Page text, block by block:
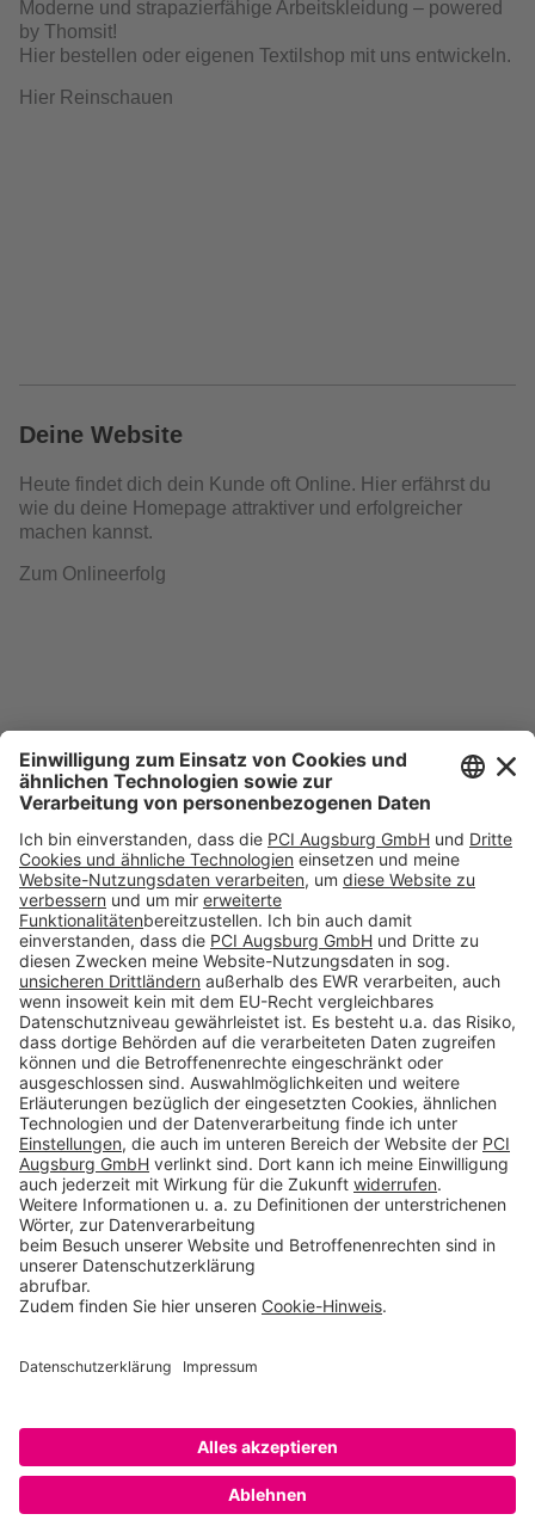
Moderne und strapazierfähige Arbeitskleidung – powered
by Thomsit!
Hier bestellen oder eigenen Textilshop mit uns entwickeln.
Hier Reinschauen
Deine Website
Heute findet dich dein Kunde oft Online. Hier erfährst du
wie du deine Homepage attraktiver und erfolgreicher
machen kannst.
Zum Onlineerfolg
Folge uns auf:
Produkte CH
Toolbox
Über THOMSIT
Kontakt
Datenschutzeinstellungen
Copyright © 2026 PCI Augsburg GmbH